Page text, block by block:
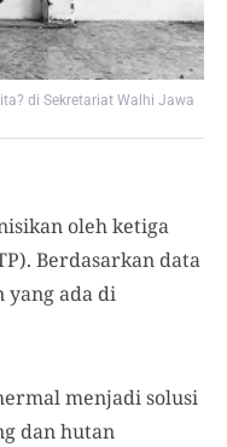
di Sekretariat Walhi Jawa
oleh ketiga
Berdasarkan data
yang ada di
menjadi solusi
dan hutan